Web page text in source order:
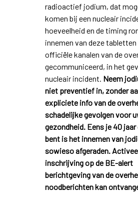
radioactief jodium, dat
komen bij een nucleair
hoeveelheid en de timing
innemen van deze
officiële kanalen van de
gecommuniceerd, in het
nucleair incident. Neem
niet preventief in, zonder
expliciete info van de
schadelijke gevolgen voor
gezondheid. Eens je 40
bent is het innemen van
sowieso afgeraden.
inschrijving op de BE-alert
berichtgeving van de
noodberichten kan